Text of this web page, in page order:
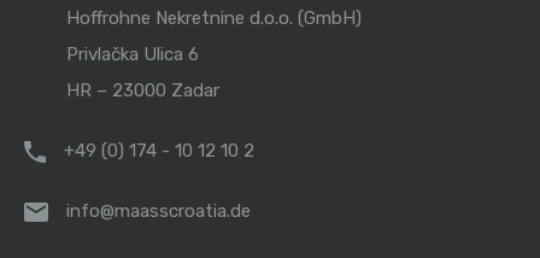
Hoffrohne Nekretnine d.o.o. (GmbH)
Privlačka Ulica 6
HR – 23000 Zadar
+49 (0) 174 - 10 12 10 2
info@maasscroatia.de